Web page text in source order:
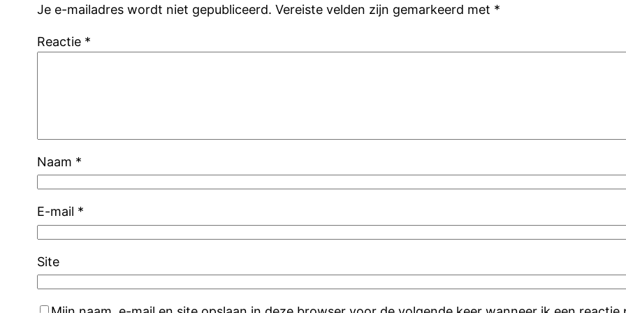
Je e-mailadres wordt niet gepubliceerd. Vereiste velden zijn gemarkeerd met *
Reactie *
Naam *
E-mail *
Site